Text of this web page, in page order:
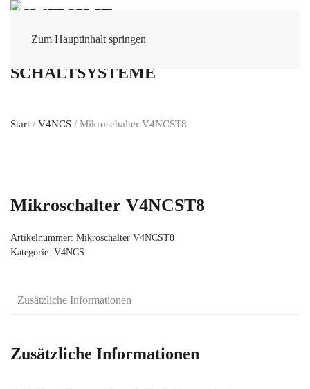
Zum Hauptinhalt springen
Start / V4NCS / Mikroschalter V4NCST8
Mikroschalter V4NCST8
Artikelnummer: Mikroschalter V4NCST8
Kategorie: V4NCS
Zusätzliche Informationen
Zusätzliche Informationen